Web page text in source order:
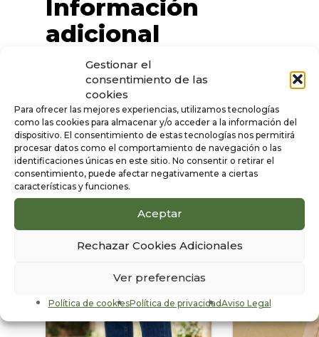
Gestionar el
consentimiento de las
cookies
Para ofrecer las mejores experiencias, utilizamos tecnologías
como las cookies para almacenar y/o acceder a la información del
dispositivo. El consentimiento de estas tecnologías nos permitirá
procesar datos como el comportamiento de navegación o las
identificaciones únicas en este sitio. No consentir o retirar el
consentimiento, puede afectar negativamente a ciertas
características y funciones.
Aceptar
Rechazar Cookies Adicionales
Ver preferencias
Política de cookiesPolítica de privacidadAviso Legal
Información
adicional
Sexo
Mujer
Productos
relacionados
1/6